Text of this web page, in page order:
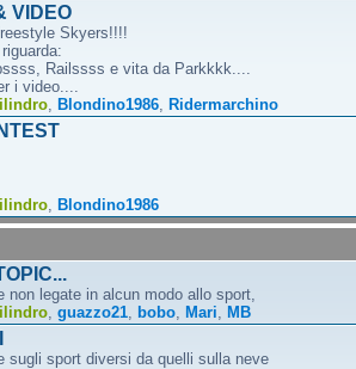
VIDEO
Skyers!!!!
Railssss e vita da Parkkkk....
i video....
Blondino1986 Ridermarchino
Blondino1986
non legate in alcun modo allo sport,
guazzo21 bobo Mari MB
sugli sport diversi da quelli sulla neve